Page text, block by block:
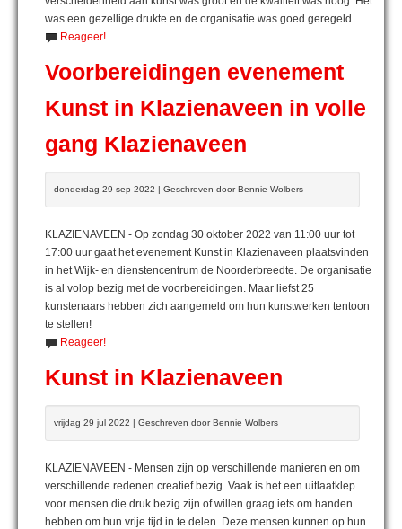
was een gezellige drukte en de organisatie was goed geregeld.
Reageer!
Voorbereidingen evenement
Kunst in Klazienaveen in volle
gang Klazienaveen
donderdag 29 sep 2022 | Geschreven door Bennie Wolbers
KLAZIENAVEEN - Op zondag 30 oktober 2022 van 11:00 uur tot
17:00 uur gaat het evenement Kunst in Klazienaveen plaatsvinden
in het Wijk- en dienstencentrum de Noorderbreedte. De organisatie
is al volop bezig met de voorbereidingen. Maar liefst 25
kunstenaars hebben zich aangemeld om hun kunstwerken tentoon
te stellen!
Reageer!
Kunst in Klazienaveen
vrijdag 29 jul 2022 | Geschreven door Bennie Wolbers
KLAZIENAVEEN - Mensen zijn op verschillende manieren en om
verschillende redenen creatief bezig. Vaak is het een uitlaatklep
voor mensen die druk bezig zijn of willen graag iets om handen
hebben om hun vrije tijd in te delen. Deze mensen kunnen op hun